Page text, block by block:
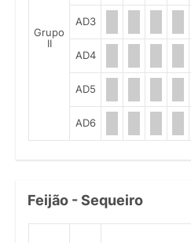
Grupo
II
AD3
AD4
AD5
AD6
Feijão - Sequeiro